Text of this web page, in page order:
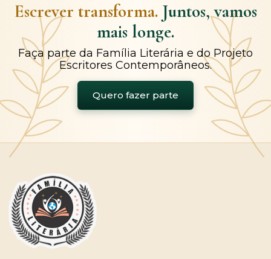
Escrever transforma. Juntos, vamos
mais longe.
Faça parte da Família Literária e do Projeto
Escritores Contemporâneos.
Quero fazer parte